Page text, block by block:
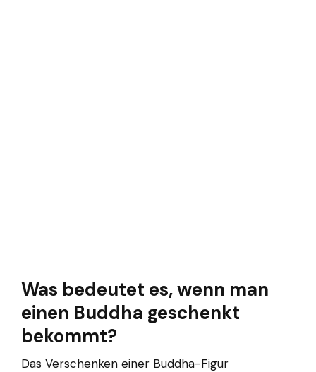
Was bedeutet es, wenn man
einen Buddha geschenkt
bekommt?
Das Verschenken einer Buddha-Figur